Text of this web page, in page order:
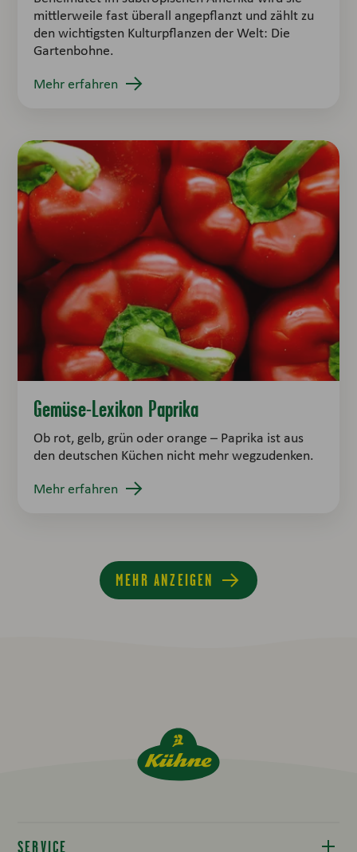
mittlerweile fast überall angepflanzt und zählt zu
den wichtigsten Kulturpflanzen der Welt: Die
Gartenbohne.
Mehr erfahren
Gemüse-Lexikon Paprika
Ob rot, gelb, grün oder orange – Paprika ist aus
den deutschen Küchen nicht mehr wegzudenken.
Mehr erfahren
MEHR ANZEIGEN
SERVICE